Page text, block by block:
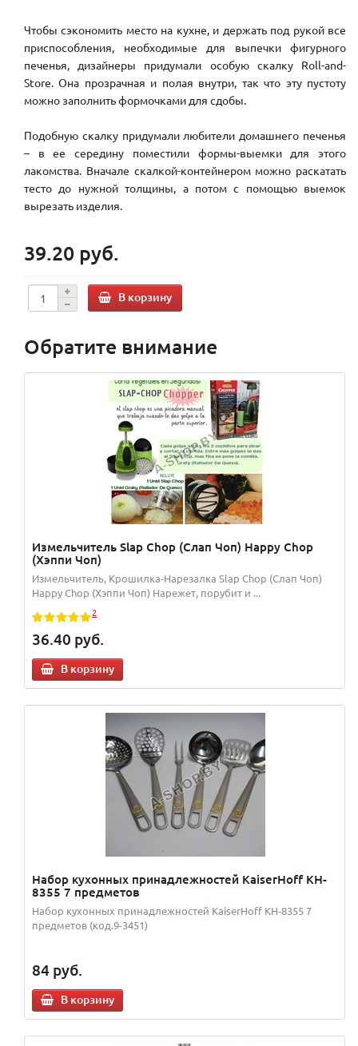
Чтобы сэкономить место на кухне, и держать под рукой все
приспособления, необходимые для выпечки фигурного
печенья, дизайнеры придумали особую скалку Roll-and-
Store. Она прозрачная и полая внутри, так что эту пустоту
можно заполнить формочками для сдобы.
Подобную скалку придумали любители домашнего печенья
– в ее середину поместили формы-выемки для этого
лакомства. Вначале скалкой-контейнером можно раскатать
тесто до нужной толщины, а потом с помощью выемок
вырезать изделия.
39.20 руб.
В корзину
Обратите внимание
Измельчитель Slap Chop (Слап Чоп) Happy Chop
(Хэппи Чоп)
Измельчитель, Крошилка-Нарезалка Slap Chop (Слап Чоп)
Happy Chop (Хэппи Чоп) Нарежет, порубит и ...
2
36.40 руб.
В корзину
Набор кухонных принадлежностей KaiserHoff KH-
8355 7 предметов
Набор кухонных принадлежностей KaiserHoff KH-8355 7
предметов (код.9-3451)
84 руб.
В корзину